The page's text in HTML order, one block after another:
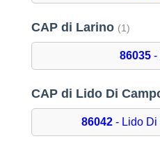
CAP di Larino (1)
86035 -
CAP di Lido Di
86042- Lido Di